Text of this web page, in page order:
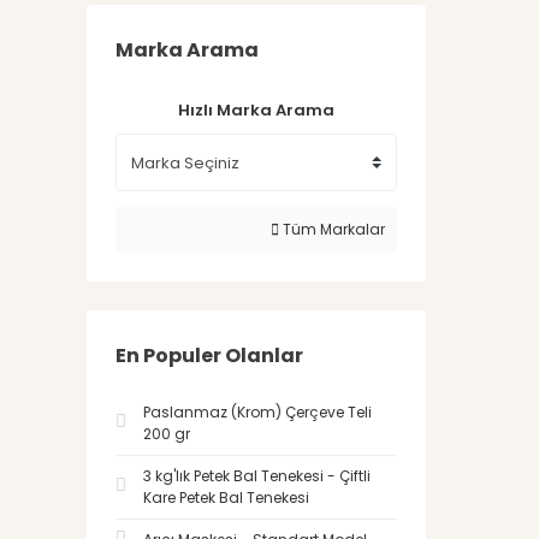
Marka Arama
Hızlı Marka Arama
Tüm Markalar
En Populer Olanlar
Paslanmaz (Krom) Çerçeve Teli
200 gr
3 kg'lık Petek Bal Tenekesi - Çiftli
Kare Petek Bal Tenekesi